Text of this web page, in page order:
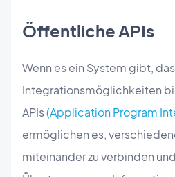
Öffentliche APIs
Wenn es ein System gibt,
Integrationsmöglichkeiten
APIs(Application Program
ermöglichen es,
miteinander zu verbinden